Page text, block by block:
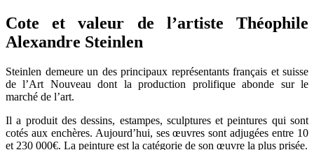
Cote et valeur de l’artiste Théophile
Alexandre Steinlen
Steinlen demeure un des principaux représentants français et suisse
de l’Art Nouveau dont la production prolifique abonde sur le
marché de l’art.
Il a produit des dessins, estampes, sculptures et peintures qui sont
cotés aux enchères. Aujourd’hui, ses œuvres sont adjugées entre 10
et 230 000€. La peinture est la catégorie de son œuvre la plus prisée.